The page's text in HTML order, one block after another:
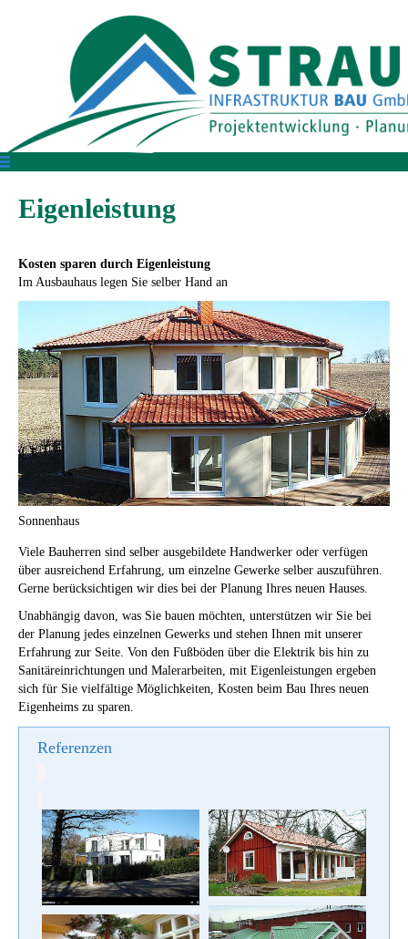
Eigenleistung
Kosten sparen durch Eigenleistung
Im Ausbauhaus legen Sie selber Hand an
Sonnenhaus
Viele Bauherren sind selber ausgebildete Handwerker oder verfügen
über ausreichend Erfahrung, um einzelne Gewerke selber auszuführen.
Gerne berücksichtigen wir dies bei der Planung Ihres neuen Hauses.
Unabhängig davon, was Sie bauen möchten, unterstützen wir Sie bei
der Planung jedes einzelnen Gewerks und stehen Ihnen mit unserer
Erfahrung zur Seite. Von den Fußböden über die Elektrik bis hin zu
Sanitäreinrichtungen und Malerarbeiten, mit Eigenleistungen ergeben
sich für Sie vielfältige Möglichkeiten, Kosten beim Bau Ihres neuen
Eigenheims zu sparen.
Referenzen